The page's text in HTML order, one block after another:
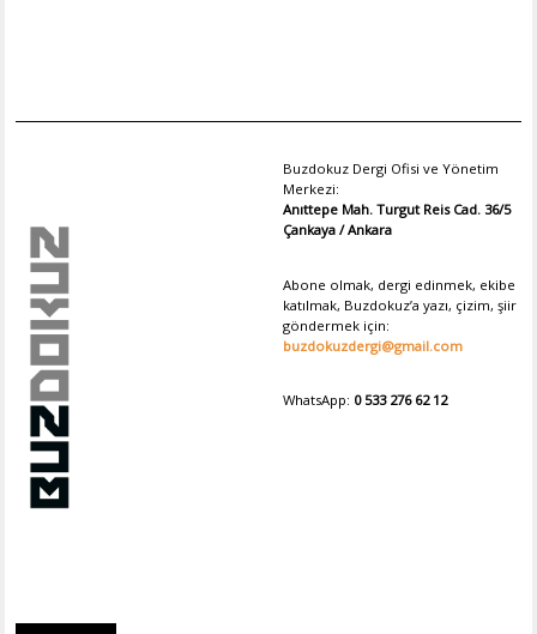
Buzdokuz Dergi Ofisi ve Yönetim
Merkezi:
Anıttepe Mah. Turgut Reis Cad. 36/5
Çankaya / Ankara
Abone olmak, dergi edinmek, ekibe
katılmak, Buzdokuz’a yazı, çizim, şiir
göndermek için:
buzdokuzdergi@gmail.com
WhatsApp: 0 533 276 62 12